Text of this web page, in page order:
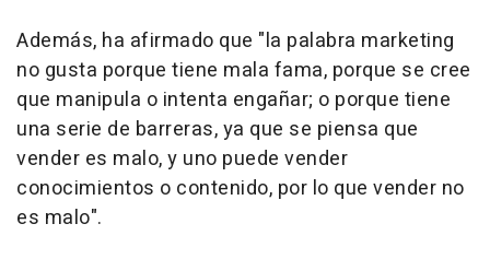
Además, ha afirmado que "la palabra marketing
no gusta porque tiene mala fama, porque se cree
que manipula o intenta engañar; o porque tiene
una serie de barreras, ya que se piensa que
vender es malo, y uno puede vender
conocimientos o contenido, por lo que vender no
es malo".